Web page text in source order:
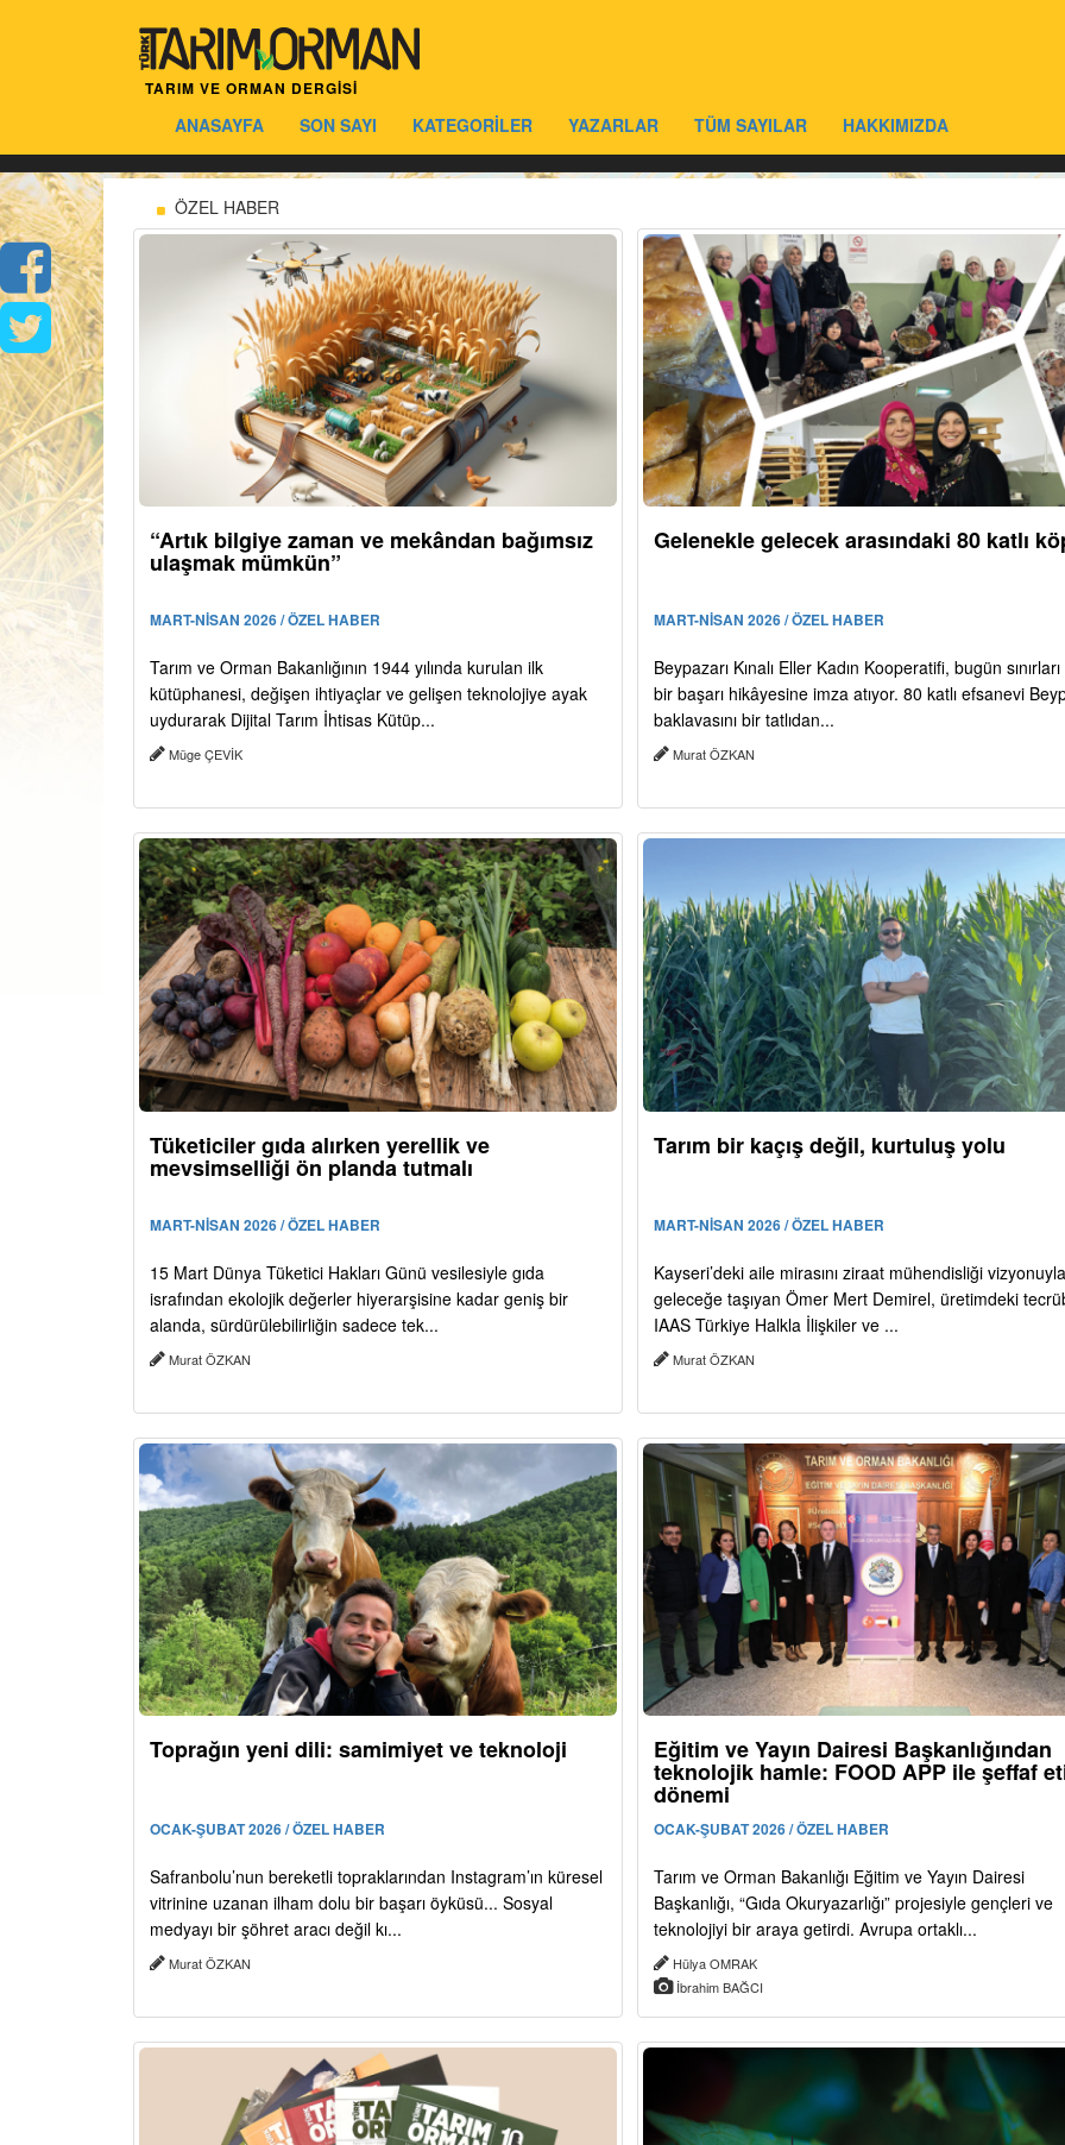
TARIM VE ORMAN DERGİSİ
ANASAYFA SON SAYI KATEGORİLER YAZARLAR TÜM SAYILAR HAKKIMIZDA
ÖZEL HABER
“Artık bilgiye zaman ve mekândan bağımsız
ulaşmak mümkün”
MART-NİSAN 2026 / ÖZEL HABER
Tarım ve Orman Bakanlığının 1944 yılında kurulan ilk
kütüphanesi, değişen ihtiyaçlar ve gelişen teknolojiye ayak
uydurarak Dijital Tarım İhtisas Kütüp...
Müge ÇEVİK
Gelenekle gelecek arasındaki 80 katlı
MART-NİSAN 2026 / ÖZEL HABER
Beypazarı Kınalı Eller Kadın Kooperatifi, bugün
bir başarı hikâyesine imza atıyor. 80 katlı efsanevi
baklavasını bir tatlıdan...
Murat ÖZKAN
Tüketiciler gıda alırken yerellik ve
mevsimselliği ön planda tutmalı
MART-NİSAN 2026 / ÖZEL HABER
15 Mart Dünya Tüketici Hakları Günü vesilesiyle gıda
israfından ekolojik değerler hiyerarşisine kadar geniş bir
alanda, sürdürülebilirliğin sadece tek...
Murat ÖZKAN
Tarım bir kaçış değil, kurtuluş yolu
MART-NİSAN 2026 / ÖZEL HABER
Kayseri’deki aile mirasını ziraat mühendisliği vizyonuyla
geleceğe taşıyan Ömer Mert Demirel, üretimdeki
IAAS Türkiye Halkla İlişkiler ve ...
Murat ÖZKAN
Toprağın yeni dili: samimiyet ve teknoloji
OCAK-ŞUBAT 2026 / ÖZEL HABER
Safranbolu’nun bereketli topraklarından Instagram’ın küresel
vitrinine uzanan ilham dolu bir başarı öyküsü... Sosyal
medyayı bir şöhret aracı değil kı...
Murat ÖZKAN
Eğitim ve Yayın Dairesi Başkanlığından
teknolojik hamle: FOOD APP ile şeffaf
dönemi
OCAK-ŞUBAT 2026 / ÖZEL HABER
Tarım ve Orman Bakanlığı Eğitim ve Yayın Dairesi
Başkanlığı, “Gıda Okuryazarlığı” projesiyle gençleri ve
teknolojiyi bir araya getirdi. Avrupa ortaklı...
Hülya OMRAK
İbrahim BAĞCI